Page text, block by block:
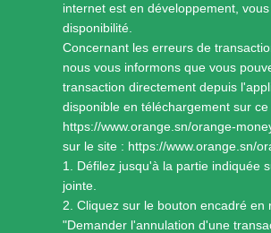
internet est en développement,
disponibilité.
Concernant les erreurs de
nous vous informons que vous
transaction directement depuis
disponible en téléchargement sur ce
https://www.orange.sn/orange-
sur le site : https://www.orange.sn/
1. Défilez jusqu'à la partie indiquée
jointe.
2. Cliquez sur le bouton encadré en
"Demander l'annulation d'une